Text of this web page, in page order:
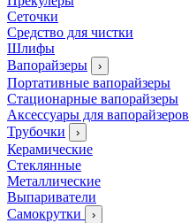
Сеточки
Средство для чистки
Шлифы
Вапорайзеры
›
Портативные вапорайзеры
Стационарные вапорайзеры
Аксессуары для вапорайзеров
Трубочки
›
Керамические
Стеклянные
Металлические
Выпариватели
Самокрутки
›